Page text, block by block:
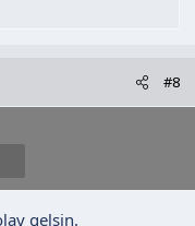
#8
gelsin.